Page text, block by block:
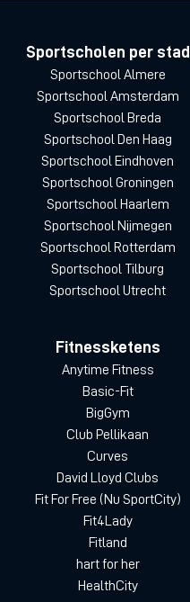
Sportscholen per stad
Sportschool Almere
Sportschool Amsterdam
Sportschool Breda
Sportschool Den Haag
Sportschool Eindhoven
Sportschool Groningen
Sportschool Haarlem
Sportschool Nijmegen
Sportschool Rotterdam
Sportschool Tilburg
Sportschool Utrecht
Fitnessketens
Anytime Fitness
Basic-Fit
BigGym
Club Pellikaan
Curves
David Lloyd Clubs
Fit For Free (Nu SportCity)
Fit4Lady
Fitland
hart for her
HealthCity